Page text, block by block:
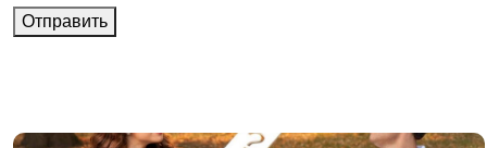
Отправить